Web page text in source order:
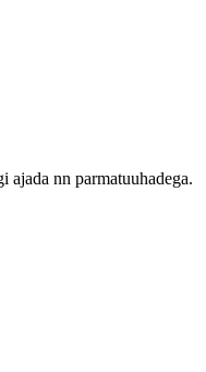
nn parmatuuhadega.